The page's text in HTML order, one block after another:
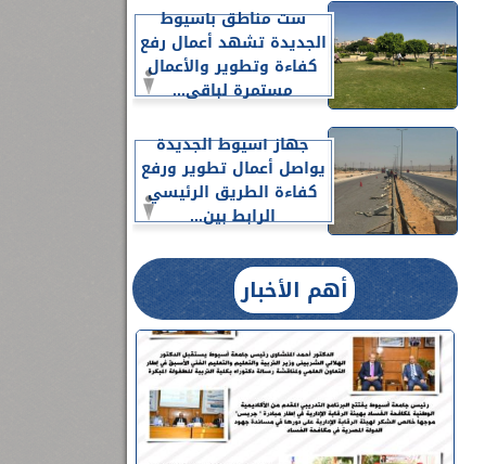
ست مناطق بأسيوط
الجديدة تشهد أعمال رفع
كفاءة وتطوير والأعمال
مستمرة لباقي...
جهاز أسيوط الجديدة
يواصل أعمال تطوير ورفع
كفاءة الطريق الرئيسي
الرابط بين...
أهم الأخبار